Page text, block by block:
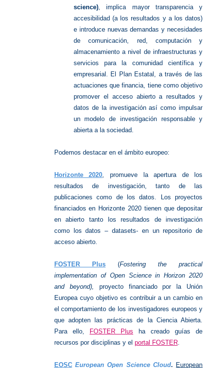
science), implica mayor transparencia y
accesibilidad (a los resultados y a los datos)
e introduce nuevas demandas y necesidades
de comunicación, red, computación y
almacenamiento a nivel de infraestructuras y
servicios para la comunidad científica y
empresarial. El Plan Estatal, a través de las
actuaciones que financia, tiene como objetivo
promover el acceso abierto a resultados y
datos de la investigación así como impulsar
un modelo de investigación responsable y
abierta a la sociedad.
Podemos destacar en el ámbito europeo:
Horizonte 2020 , promueve la apertura de los
resultados de investigación, tanto de las
publicaciones como de los datos. Los proyectos
financiados en Horizonte 2020 tienen que depositar
en abierto tanto los resultados de investigación
como los datos – datasets- en un repositorio de
acceso abierto.
FOSTER Plus (Fostering the practical
implementation of Open Science in Horizon 2020
and beyond), proyecto financiado por la Unión
Europea cuyo objetivo es contribuir a un cambio en
el comportamiento de los investigadores europeos y
que adopten las prácticas de la Ciencia Abierta.
Para ello,
FOSTER Plus ha creado guías de
recursos por disciplinas y el portal FOSTER.
EOSC European Open Science Cloud. European